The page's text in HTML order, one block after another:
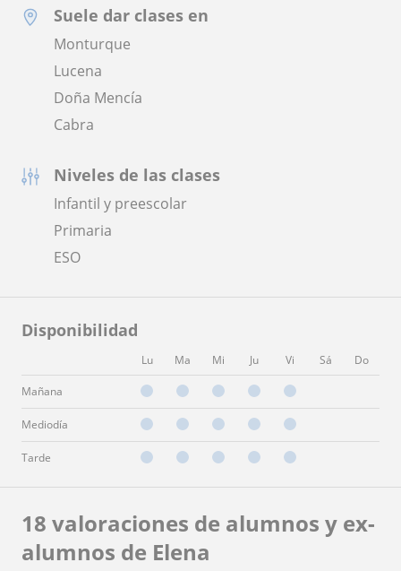
Suele dar clases en
Monturque
Lucena
Doña Mencía
Cabra
Niveles de las clases
Infantil y preescolar
Primaria
ESO
Disponibilidad
Lu Ma Mi Ju Vi Sá Do
Mañana
Mediodía
Tarde
18 valoraciones de alumnos y ex-
alumnos de Elena